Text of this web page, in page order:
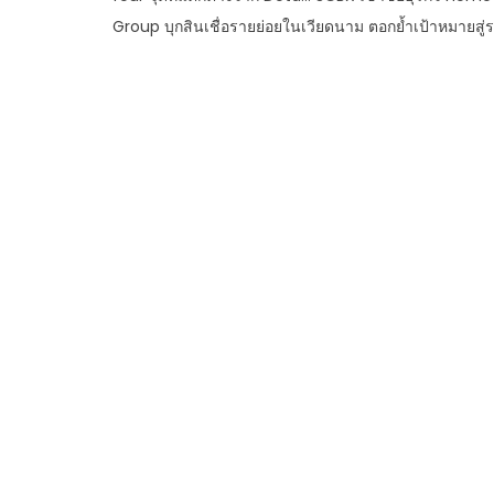
Group บุกสินเชื่อรายย่อยในเวียดนาม ตอกย้ำเป้าหมายสู่